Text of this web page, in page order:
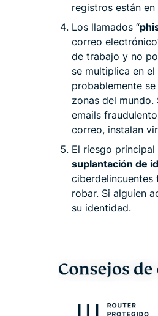
registros están
Los llamados “
correo
de trabajo y no
se multiplica en
probablemente
zonas del
emails
correo, instalan
El riesgo
suplantación de
ciberdelincuentes
robar. Si alguien
su identidad.